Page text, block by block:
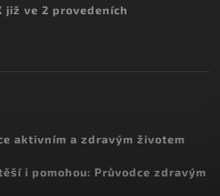
již ve 2 provedeních
aktivním a zdravým životem
i pomohou: Průvodce zdravým